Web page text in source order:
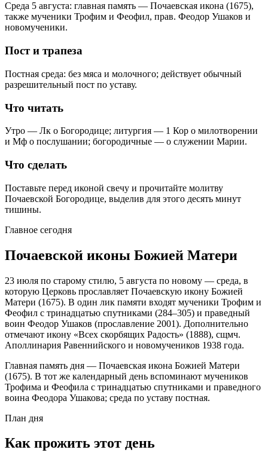
Среда 5 августа: главная память — Почаевская икона (1675),
также мученики Трофим и Феофил, прав. Феодор Ушаков и
новомученики.
Пост и трапеза
Постная среда: без мяса и молочного; действует обычный
разрешительный пост по уставу.
Что читать
Утро — Лк о Богородице; литургия — 1 Кор о милотворении
и Мф о послушании; богородичные — о служении Марии.
Что сделать
Поставьте перед иконой свечу и прочитайте молитву
Почаевской Богородице, выделив для этого десять минут
тишины.
Главное сегодня
Почаевской иконы Божией Матери
23 июля по старому стилю, 5 августа по новому — среда, в
которую Церковь прославляет Почаевскую икону Божией
Матери (1675). В один лик памяти входят мученики Трофим и
Феофил с тринадцатью спутниками (284–305) и праведный
воин Феодор Ушаков (прославление 2001). Дополнительно
отмечают икону «Всех скорбящих Радость» (1888), сщмч.
Аполлинария Равеннийского и новомучеников 1938 года.
Главная память дня — Почаевская икона Божией Матери
(1675). В тот же календарный день вспоминают мучеников
Трофима и Феофила с тринадцатью спутниками и праведного
воина Феодора Ушакова; среда по уставу постная.
План дня
Как прожить этот день